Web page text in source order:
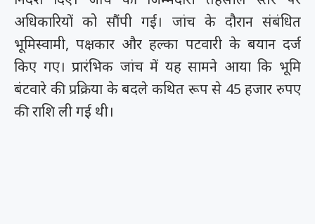
अधिकारियों को सौंपी गई। जांच के दौरान संबंधित
भूमिस्वामी, पक्षकार और हल्का पटवारी के बयान दर्ज
किए गए। प्रारंभिक जांच में यह सामने आया कि भूमि
बंटवारे की प्रक्रिया के बदले कथित रूप से 45 हजार रुपए
की राशि ली गई थी।